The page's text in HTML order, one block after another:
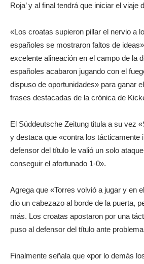
Roja’ y al final tendrá que iniciar el viaje
«Los croatas supieron pillar el nervio a
españoles se mostraron faltos de
excelente alineación en el campo de la
españoles acabaron jugando con el
dispuso de oportunidades» para ganar
frases destacadas de la crónica de
El Süddeutsche Zeitung titula a su vez
y destaca que «contra los tácticamente
defensor del título le valió un solo
conseguir el afortunado 1-0».
Agrega que «Torres volvió a jugar y en
dio un cabezazo al borde de la puerta,
más. Los croatas apostaron por una
puso al defensor del título ante
Finalmente señala que «por lo demás